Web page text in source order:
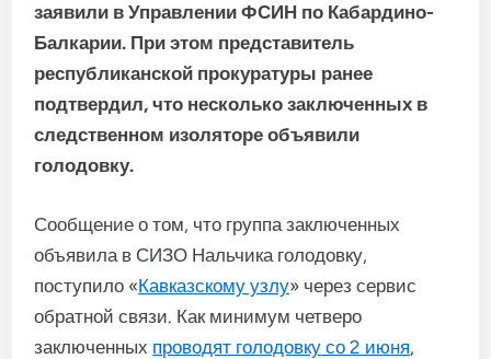
заявили в Управлении ФСИН по Кабардино-
Балкарии. При этом представитель
республиканской прокуратуры ранее
подтвердил, что несколько заключенных в
следственном изоляторе объявили
голодовку.
Сообщение о том, что группа заключенных
объявила в СИЗО Нальчика голодовку,
поступило «Кавказскому узлу» через сервис
обратной связи. Как минимум четверо
заключенных проводят голодовку со 2 июня,